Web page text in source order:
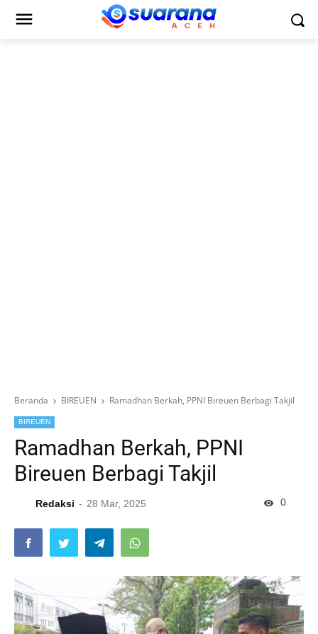
Beranda BIREUEN Ramadhan Berkah, PPNI Bireuen Berbagi Takjil
BIREUEN
Ramadhan Berkah, PPNI
Bireuen Berbagi Takjil
Redaksi 28 Mar, 2025 0